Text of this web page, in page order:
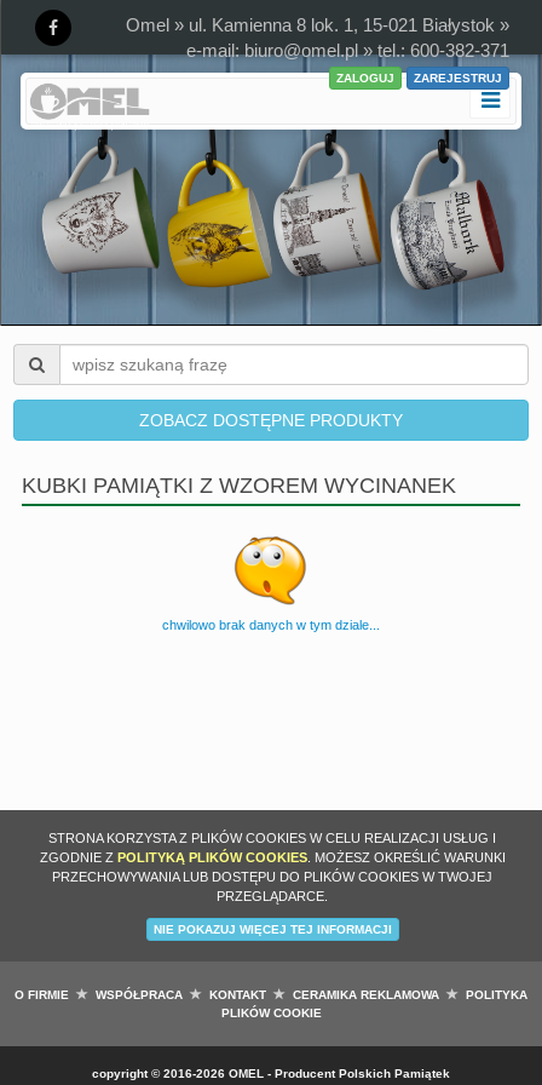
Omel » ul. Kamienna 8 lok. 1, 15-021 Białystok »
e-mail:biuro@omel.pl» tel.: 600-382-371
ZALOGUJ ZAREJESTRUJ
ZOBACZ DOSTĘPNE PRODUKTY
KUBKI PAMIĄTKI Z WZOREM WYCINANEK
chwilowo brak danych w tym dziale...
STRONA KORZYSTA Z PLIKÓW COOKIES W CELU REALIZACJI USŁUG I
ZGODNIE Z POLITYKĄ PLIKÓW COOKIES. MOŻESZ OKREŚLIĆ WARUNKI
PRZECHOWYWANIA LUB DOSTĘPU DO PLIKÓW COOKIES W TWOJEJ
PRZEGLĄDARCE.
NIE POKAZUJ WIĘCEJ TEJ INFORMACJI
O FIRMIE WSPÓŁPRACA KONTAKT CERAMIKA REKLAMOWA
POLITYKA
PLIKÓW COOKIE
copyright©2016-2026 OMEL - Producent Polskich Pamiątek